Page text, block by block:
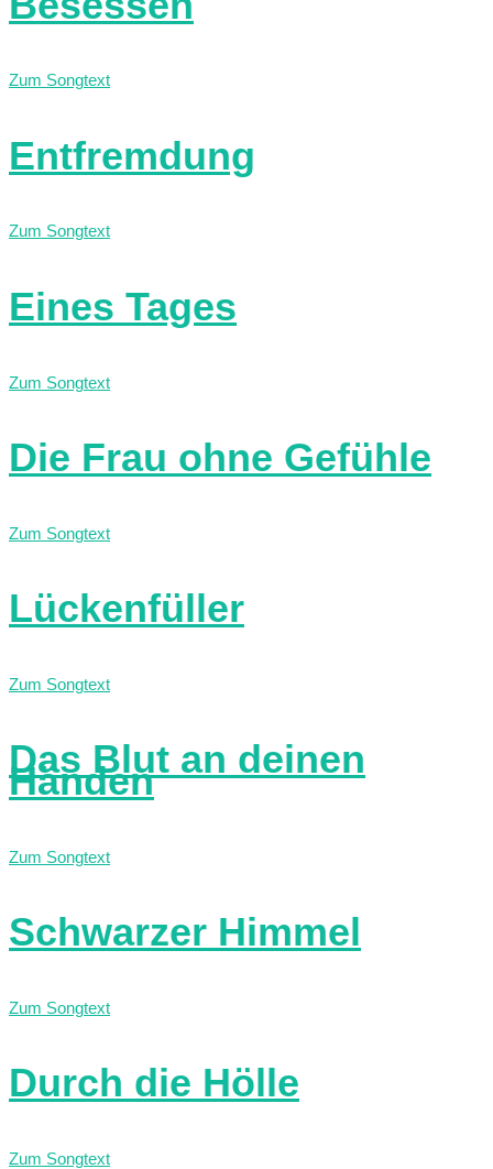
Zum Songtext
Entfremdung
Zum Songtext
Eines Tages
Zum Songtext
Die Frau ohne Gefühle
Zum Songtext
Lückenfüller
Zum Songtext
Das Blut an deinen
Händen
Zum Songtext
Schwarzer Himmel
Zum Songtext
Durch die Hölle
Zum Songtext